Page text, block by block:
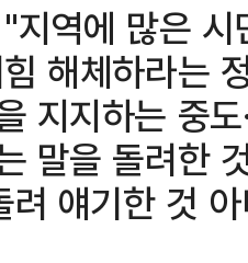
지역에 많은
해체하라는
지지하는 중
말을 돌려한
얘기한 것